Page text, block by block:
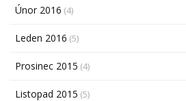
Únor 2016 (4)
Leden 2016 (5)
Prosinec 2015 (4)
Listopad 2015 (5)